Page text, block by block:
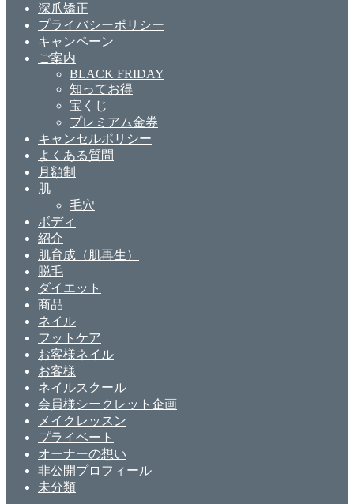
深爪矯正
プライバシーポリシー
キャンペーン
ご案内
BLACK FRIDAY
知ってお得
宝くじ
プレミアム金券
キャンセルポリシー
よくある質問
月額制
肌
毛穴
ボディ
紹介
肌育成（肌再生）
脱毛
ダイエット
商品
ネイル
フットケア
お客様ネイル
お客様
ネイルスクール
会員様シークレット企画
メイクレッスン
プライベート
オーナーの想い
非公開プロフィール
未分類